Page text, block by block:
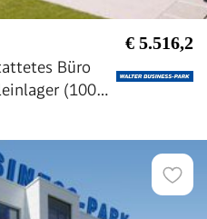
€ 5.516,2
Büro
(100
BUSINESS-